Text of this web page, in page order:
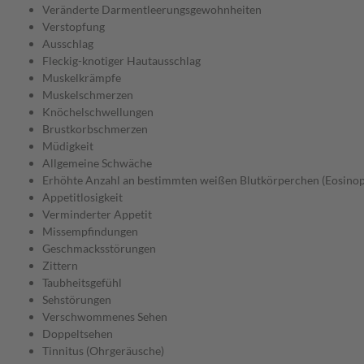
Veränderte Darmentleerungsgewohnheiten
Verstopfung
Ausschlag
Fleckig-knotiger Hautausschlag
Muskelkrämpfe
Muskelschmerzen
Knöchelschwellungen
Brustkorbschmerzen
Müdigkeit
Allgemeine Schwäche
Erhöhte Anzahl an bestimmten weißen Blutkörperchen
Appetitlosigkeit
Verminderter Appetit
Missempfindungen
Geschmacksstörungen
Zittern
Taubheitsgefühl
Sehstörungen
Verschwommenes Sehen
Doppeltsehen
Tinnitus (Ohrgeräusche)